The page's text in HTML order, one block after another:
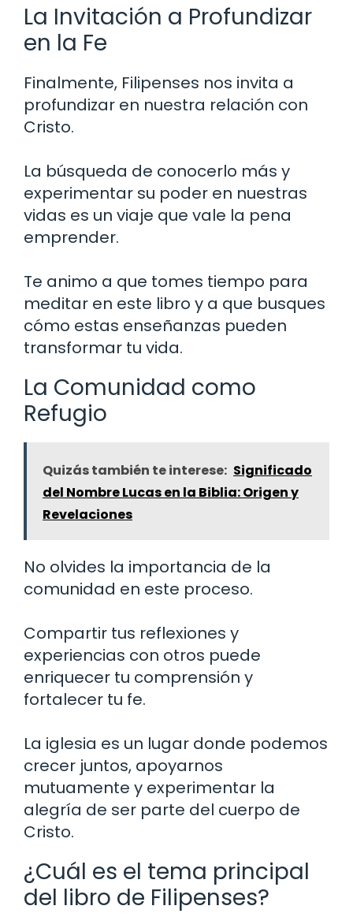
La Invitación a Profundizar
en la Fe
Finalmente, Filipenses nos invita a
profundizar en nuestra relación con
Cristo.
La búsqueda de conocerlo más y
experimentar su poder en nuestras
vidas es un viaje que vale la pena
emprender.
Te animo a que tomes tiempo para
meditar en este libro y a que busques
cómo estas enseñanzas pueden
transformar tu vida.
La Comunidad como
Refugio
Quizás también te interese: Significado
del Nombre Lucas en la Biblia: Origen y
Revelaciones
No olvides la importancia de la
comunidad en este proceso.
Compartir tus reflexiones y
experiencias con otros puede
enriquecer tu comprensión y
fortalecer tu fe.
La iglesia es un lugar donde podemos
crecer juntos, apoyarnos
mutuamente y experimentar la
alegría de ser parte del cuerpo de
Cristo.
¿Cuál es el tema principal
del libro de Filipenses?